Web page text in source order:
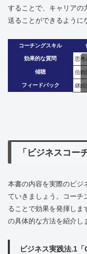
することで、キャリアの
送ることができるように
コーチングスキル
効果的な質問 思考
傾聴 信頼
フィードバック 継続
「ビジネスコー
本書の内容を実際のビジ
ていきましょう。コーチ
ることで効果を発揮しま
の具体的な方法を紹介し
ビジネス実践法.1